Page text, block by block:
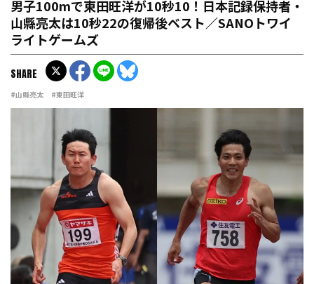
男子100mで東田旺洋が10秒10！日本記録保持者・
山縣亮太は10秒22の復帰後ベスト／SANOトワイ
ライトゲームズ
#山縣亮太 #東田旺洋
SHARE